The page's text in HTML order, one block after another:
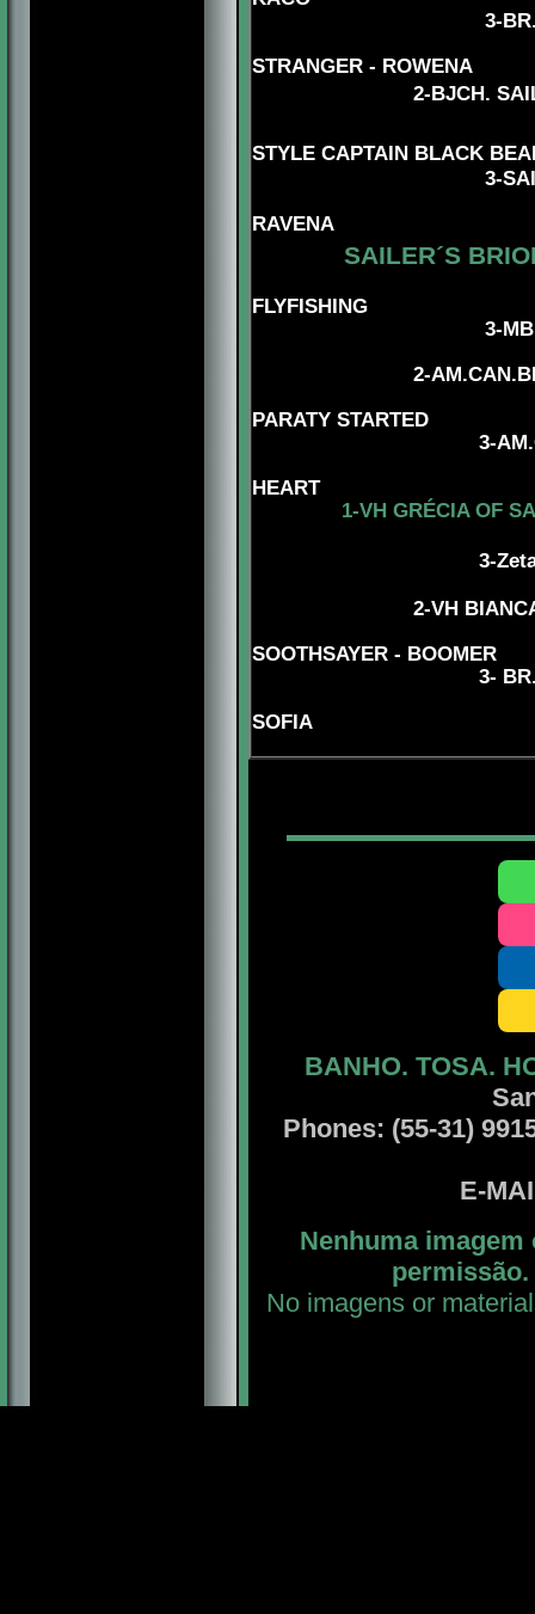
3-
STRANGER - ROWENA
2-BJCH.
STYLE CAPTAIN BLACK
3-
RAVENA
SAILER´S
FLYFISHING
3-
2-
PARATY STARTED
3-
HEART
1-VH GRÉCIA OF
3-Zeta Br
2-VH
SOOTHSAYER - BOOMER
3-
SOFIA
BANHO. TOSA.
Phones: (55-31)
E-
Nenhuma
No imagens or